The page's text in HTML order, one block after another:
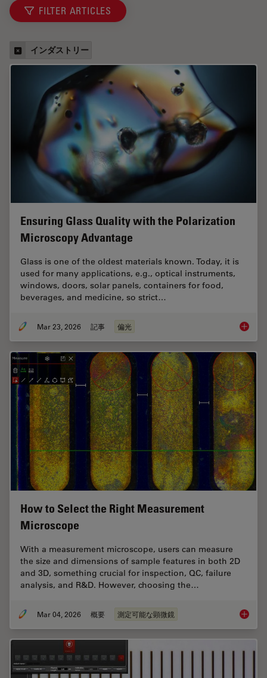
FILTER ARTICLES
インダストリー
Ensuring Glass Quality with the Polarization
Microscopy Advantage
Glass is one of the oldest materials known. Today, it is
used for many applications, e.g., optical instruments,
windows, doors, solar panels, containers for food,
beverages, and medicine, so strict…
Mar 23, 2026 記事 偏光
How to Select the Right Measurement
Microscope
With a measurement microscope, users can measure
the size and dimensions of sample features in both 2D
and 3D, something crucial for inspection, QC, failure
analysis, and R&D. However, choosing the…
Mar 04, 2026 概要 測定可能な顕微鏡 How to